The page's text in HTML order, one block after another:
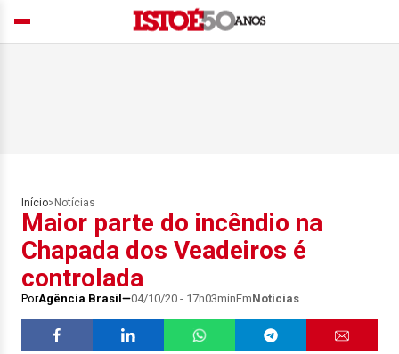
Início> Notícias
Maior parte do incêndio na
Chapada dos Veadeiros é
controlada
PorAgência Brasil 04/10/20 - 17h03minEmNotícias